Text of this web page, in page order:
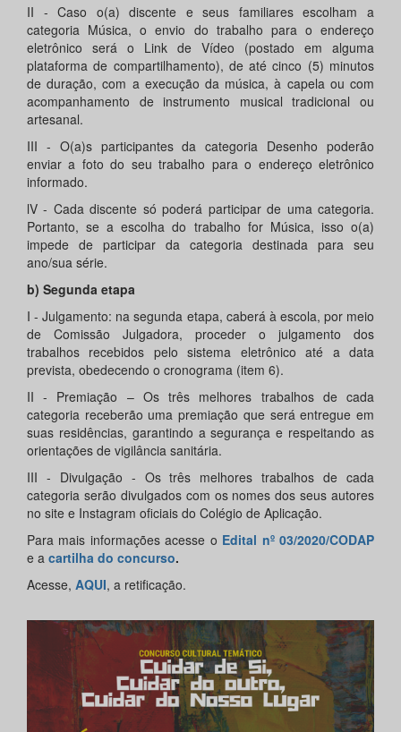
II - Caso o(a) discente e seus familiares escolham a
categoria Música, o envio do trabalho para o endereço
eletrônico será o Link de Vídeo (postado em alguma
plataforma de compartilhamento), de até cinco (5) minutos
de duração, com a execução da música, à capela ou com
acompanhamento de instrumento musical tradicional ou
artesanal.
III - O(a)s participantes da categoria Desenho poderão
enviar a foto do seu trabalho para o endereço eletrônico
informado.
lV - Cada discente só poderá participar de uma categoria.
Portanto, se a escolha do trabalho for Música, isso o(a)
impede de participar da categoria destinada para seu
ano/sua série.
b) Segunda etapa
I - Julgamento: na segunda etapa, caberá à escola, por meio
de Comissão Julgadora, proceder o julgamento dos
trabalhos recebidos pelo sistema eletrônico até a data
prevista, obedecendo o cronograma (item 6).
II - Premiação – Os três melhores trabalhos de cada
categoria receberão uma premiação que será entregue em
suas residências, garantindo a segurança e respeitando as
orientações de vigilância sanitária.
III - Divulgação - Os três melhores trabalhos de cada
categoria serão divulgados com os nomes dos seus autores
no site e Instagram oficiais do Colégio de Aplicação.
Para mais informações acesse o Edital nº 03/2020/CODAP
e a cartilha do concurso.
Acesse, AQUI, a retificação.